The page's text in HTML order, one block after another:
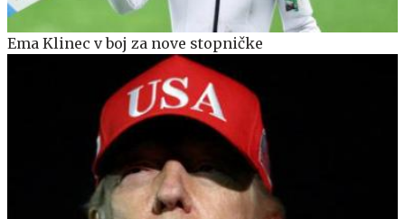
Ema Klinec v boj za nove stopničke